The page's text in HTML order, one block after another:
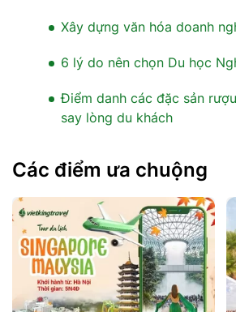
Xây dựng văn hóa doanh
6 lý do nên chọn Du học
Điểm danh các đặc sản
say lòng du khách
Các điểm ưa chuộng